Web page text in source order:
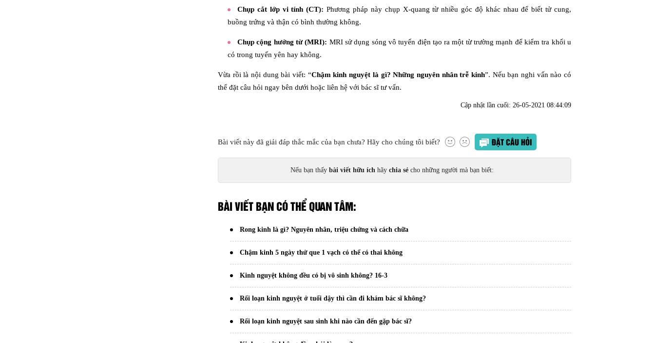
Chụp cắt lớp vi tính (CT): Phương pháp này chụp X-quang từ nhiều góc độ khác nhau để biết tử cung,
buồng trứng và thận có bình thường không.
Chụp cộng hưởng từ (MRI): MRI sử dụng sóng vô tuyến điện tạo ra một từ trường mạnh để kiểm tra khối u
có trong tuyến yên hay không.
Vừa rồi là nội dung bài viết: “Chậm kinh nguyệt là gì? Những nguyên nhân trễ kinh”. Nếu bạn nghi vấn nào có
thể đặt câu hỏi ngay bên dưới hoặc liên hệ với bác sĩ tư vấn.
Cập nhật lần cuối: 26-05-2021 08:44:09
Bài viết này đã giải đáp thắc mắc của bạn chưa? Hãy cho chúng tôi biết? ĐẶT CÂU HỎI
Nếu bạn thấy bài viết hữu ích hãy chia sẻ cho những người mà bạn biết:
BÀI VIẾT BẠN CÓ THỂ QUAN TÂM:
Rong kinh là gì? Nguyên nhân, triệu chứng và cách chữa
Chậm kinh 5 ngày thử que 1 vạch có thể có thai không
Kinh nguyệt không đều có bị vô sinh không? 16-3
Rối loạn kinh nguyệt ở tuổi dậy thì cần đi khám bác sĩ không?
Rối loạn kinh nguyệt sau sinh khi nào cần đến gặp bác sĩ?